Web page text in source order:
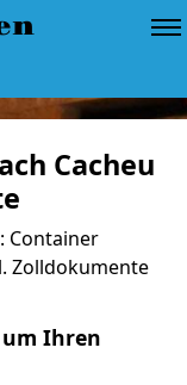
Cacheu
Container
Zolldokumente
Ihren